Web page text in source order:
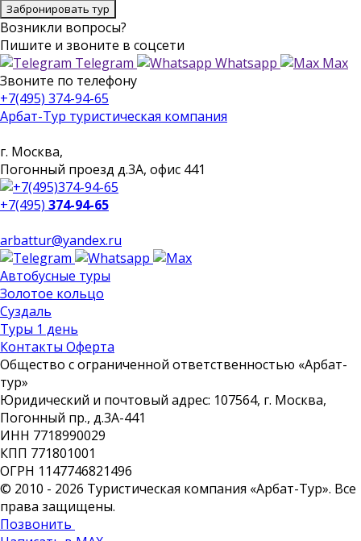
Забронировать тур
Возникли вопросы?
Пишите и звоните в соцсети
Telegram
Whatsapp
Max
Звоните по телефону
+7(495) 374-94-65
Арбат-Тур туристическая компания
г. Москва,
Погонный проезд д.3А, офис 441
+7(495) 374-94-65
arbattur@yandex.ru
Автобусные туры
Золотое кольцо
Суздаль
Туры 1 день
Контакты Оферта
Общество с ограниченной ответственностью «Арбат-
тур»
Юридический и почтовый адрес: 107564, г. Москва,
Погонный пр., д.3А-441
ИНН 7718990029
КПП 771801001
ОГРН 1147746821496
© 2010 - 2026 Туристическая компания «Арбат-Тур». Все
права защищены.
Позвонить